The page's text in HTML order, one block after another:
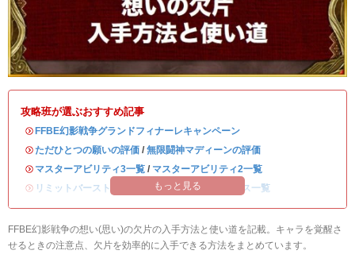
攻略班が選ぶおすすめ記事
・ FFBE幻影戦争グランドフィナーレキャンペーン
・ただひとつの願いの評価 / 無限闘神マディーンの評価
・ マスターアビリティ3一覧 / マスターアビリティ2一覧
・ リミットバースト強化一覧 /全キャラのステータス一覧
もっと見る
FFBE幻影戦争の想い(思い)の欠片の入手方法と使い道を記載。キャラを覚醒さ
せるときの注意点、欠片を効率的に入手できる方法をまとめています。